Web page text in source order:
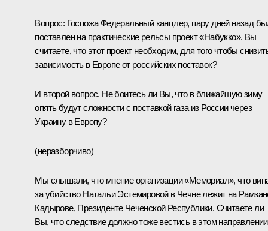
Вопрос: Госпожа Федеральный канцлер, пару дней назад
поставлен на практические рельсы проект «Набукко». Вы
считаете, что этот проект необходим, для того чтобы
зависимость в Европе от российских поставок?
И второй вопрос. Не боитесь ли Вы, что в ближайшую зиму
опять будут сложности с поставкой газа из России через
Украину в Европу?
(неразборчиво)
Мы слышали, что мнение организации «Мемориал», что
за убийство Натальи Эстемировой в Чечне лежит на
Кадырове, Президенте Чеченской Республики. Считаете ли
Вы, что следствие должно тоже вестись в этом